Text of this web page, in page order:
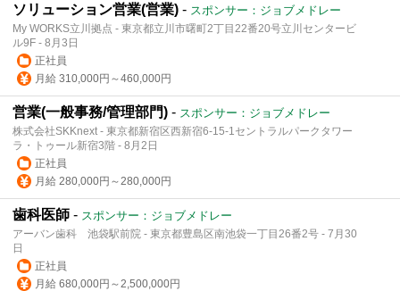
ソリューション営業(営業) - スポンサー：ジョブメドレー
My WORKS立川拠点 - 東京都立川市曙町2丁目22番20号立川センタービ
ル9F - 8月3日
正社員
月給 310,000円～460,000円
営業(一般事務/管理部門) - スポンサー：ジョブメドレー
株式会社SKKnext - 東京都新宿区西新宿6-15-1セントラルパークタワー
ラ・トゥール新宿3階 - 8月2日
正社員
月給 280,000円～280,000円
歯科医師 - スポンサー：ジョブメドレー
アーバン歯科 池袋駅前院 - 東京都豊島区南池袋一丁目26番2号 - 7月30
日
正社員
月給 680,000円～2,500,000円